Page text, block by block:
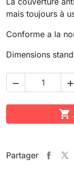
mais toujours à
Conforme a la
Dimensions
 

Partager